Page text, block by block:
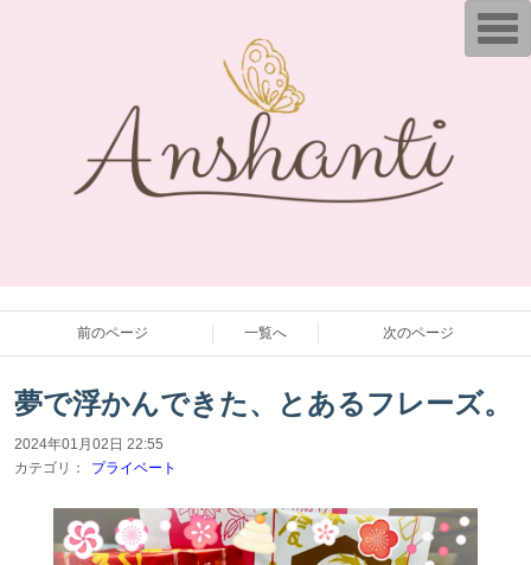
前のページ 一覧へ 次のページ
夢で浮かんできた、とあるフレーズ。
2024年01月02日 22:55
カテゴリ：
プライベート
T
o
g
n